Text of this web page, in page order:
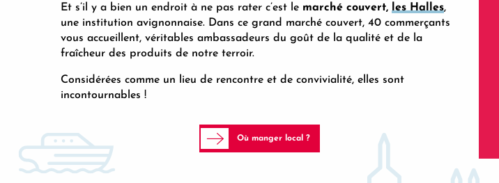
Et s’il y a bien un endroit à ne pas rater c’est le marché couvert, les Halles,
une institution avignonnaise. Dans ce grand marché couvert, 40 commerçants
vous accueillent, véritables ambassadeurs du goût de la qualité et de la
fraîcheur des produits de notre terroir.
Considérées comme un lieu de rencontre et de convivialité, elles sont
incontournables !
Où manger local ?